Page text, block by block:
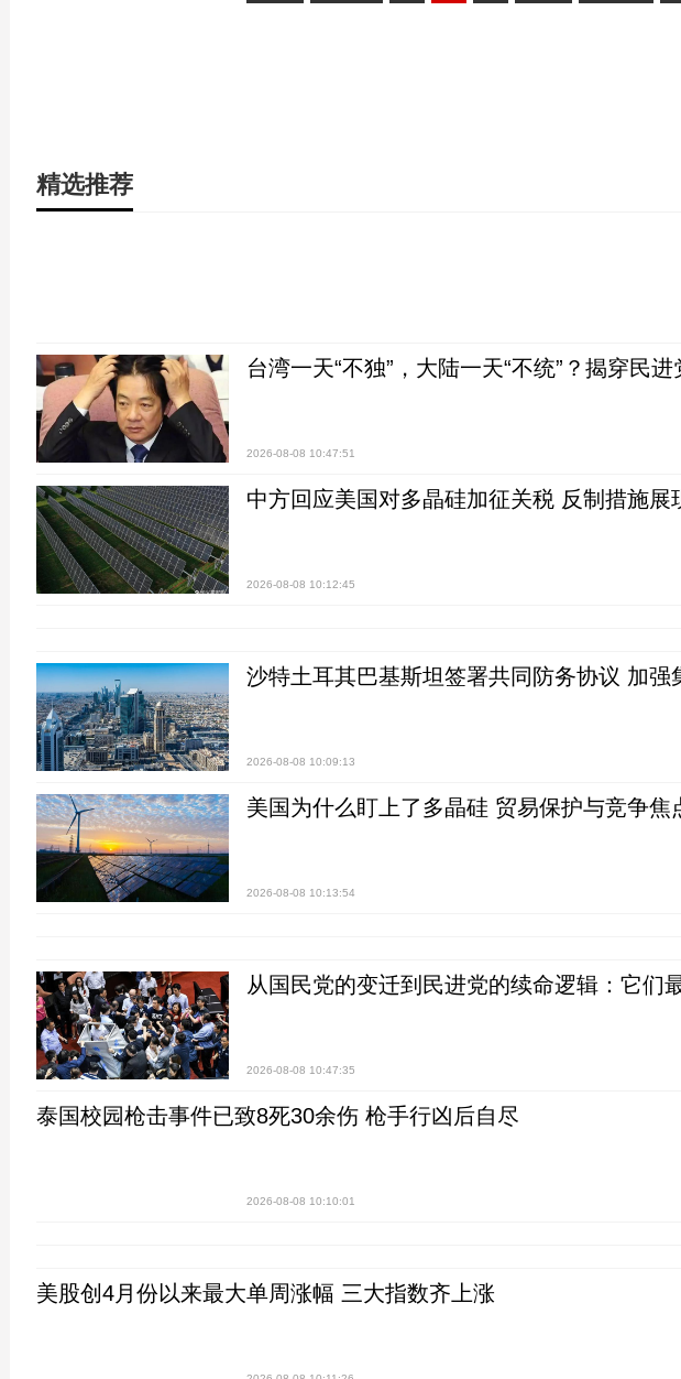
精选推荐
台湾一天“不独”，大陆一天“不统”？揭穿民
2026-08-08 10:47:51
中方回应美国对多晶硅加征关税 反制措施展
2026-08-08 10:12:45
沙特土耳其巴基斯坦签署共同防务协议 加强
2026-08-08 10:09:13
美国为什么盯上了多晶硅 贸易保护与竞争焦
2026-08-08 10:13:54
从国民党的变迁到民进党的续命逻辑：它们
2026-08-08 10:47:35
泰国校园枪击事件已致8死30余伤 枪手行凶后自尽
2026-08-08 10:10:01
美股创4月份以来最大单周涨幅 三大指数齐上涨